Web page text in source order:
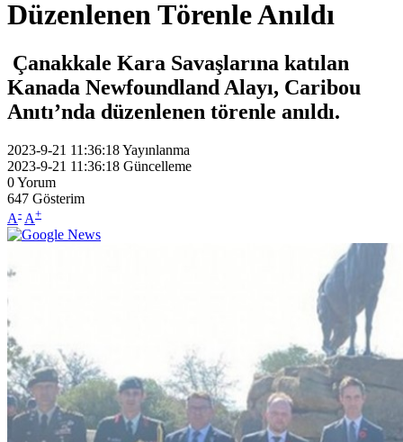
Düzenlenen Törenle Anıldı
Çanakkale Kara Savaşlarına katılan
Kanada Newfoundland Alayı, Caribou
Anıtı’nda düzenlenen törenle anıldı.
2023-9-21 11:36:18Yayınlanma
2023-9-21 11:36:18 Güncelleme
0Yorum
647 Gösterim
A- A+